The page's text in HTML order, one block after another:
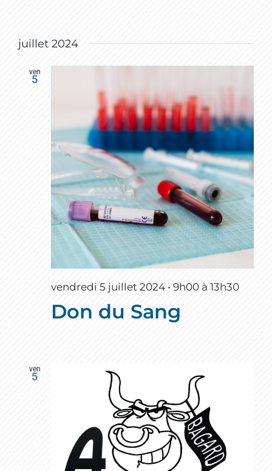
juillet 2024
ven
5
vendredi 5 juillet 2024 • 9h00à 13h30
Don du Sang
ven
5